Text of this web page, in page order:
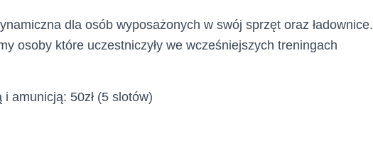
dla osób wyposażonych w swój sprzęt oraz ładownice.
osoby które uczestniczyły we wcześniejszych treningach
i amunicją: 50zł (5 slotów)